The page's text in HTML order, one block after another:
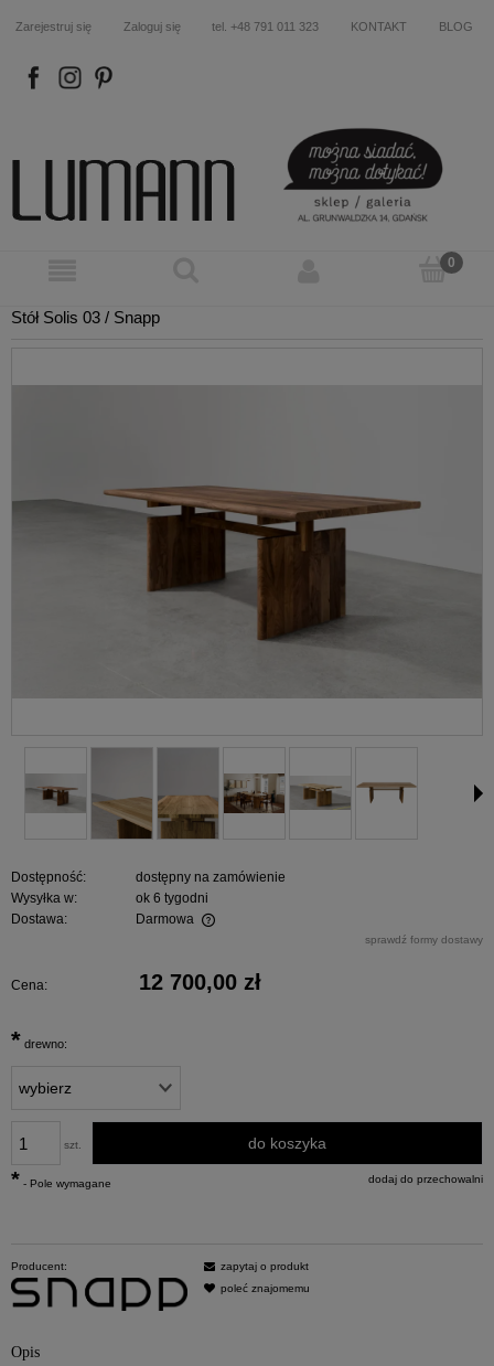
Zarejestruj się Zaloguj się tel. +48 791 011 323 KONTAKT BLOG
FB IN P
Stół Solis 03 / Snapp
Dostępność:
dostępny na zamówienie
Wysyłka w:
ok 6 tygodni
Dostawa:
Darmowa
sprawdź formy dostawy
Cena: 12 700,00 zł
* drewno:
szt. do koszyka
dodaj do przechowalni
* - Pole wymagane
Producent:
zapytaj o produkt
poleć znajomemu
Opis